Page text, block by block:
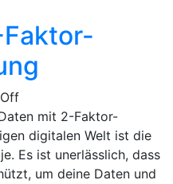
mit 2-Faktor-
digitalen Welt ist die
Es ist unerlässlich, dass
um deine Daten und